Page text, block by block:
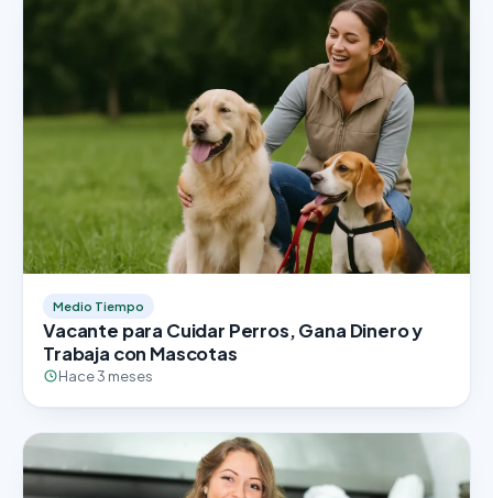
Medio Tiempo
Vacante para Cuidar Perros, Gana Dinero y
Trabaja con Mascotas
Hace 3 meses